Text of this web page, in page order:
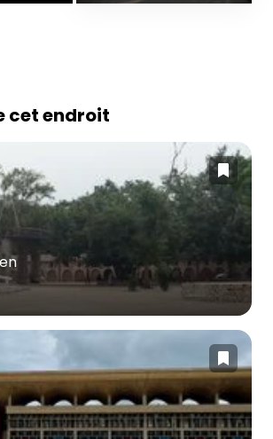
cet endroit